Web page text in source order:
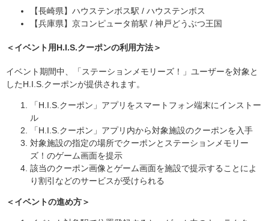
【長崎県】ハウステンボス駅 / ハウステンボス
【兵庫県】京コンピュータ前駅 / 神戸どうぶつ王国
＜イベント用H.I.S.クーポンの利用方法＞
イベント期間中、「ステーションメモリーズ！」ユーザーを対象と
したH.I.S.クーポンが提供されます。
「H.I.S.クーポン」アプリをスマートフォン端末にインストー
ル
「H.I.S.クーポン」アプリ内から対象施設のクーポンを入手
対象施設の指定の場所でクーポンとステーションメモリー
ズ！のゲーム画面を提示
該当のクーポン画像とゲーム画面を施設で提示することによ
り割引などのサービスが受けられる
＜イベントの進め方＞